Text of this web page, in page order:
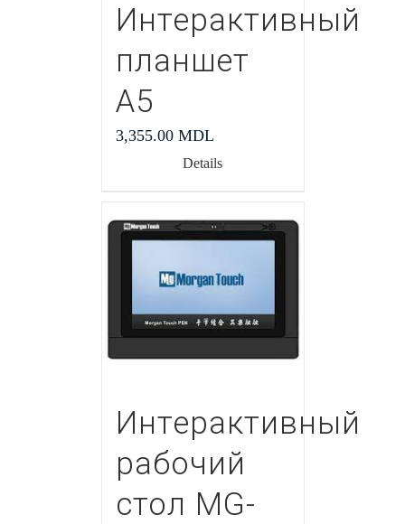
Интерактивный
планшет
А5
3,355.00 MDL
Details
Интерактивный
рабочий
стол MG-